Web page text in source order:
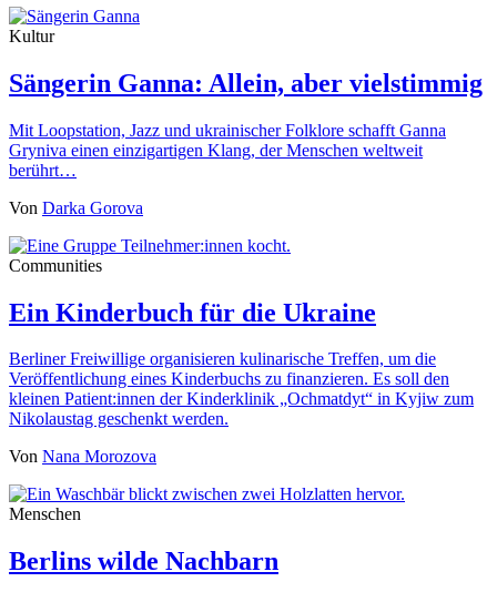
Kultur
Sängerin Ganna: Allein, aber vielstimmig
Mit Loopstation, Jazz und ukrainischer Folklore schafft Ganna
Gryniva einen einzigartigen Klang, der Menschen weltweit
berührt…
Von Darka Gorova
Communities
Ein Kinderbuch für die Ukraine
Berliner Freiwillige organisieren kulinarische Treffen, um die
Veröffentlichung eines Kinderbuchs zu finanzieren. Es soll den
kleinen Patient:innen der Kinderklinik „Ochmatdyt“ in Kyjiw zum
Nikolaustag geschenkt werden.
Von Nana Morozova
Menschen
Berlins wilde Nachbarn